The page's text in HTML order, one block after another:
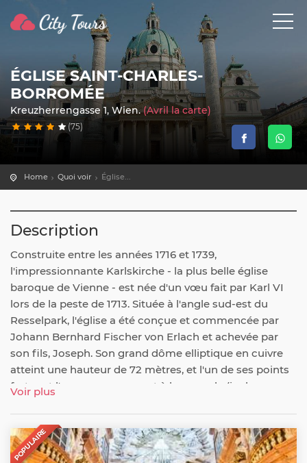
ÉGLISE SAINT-CHARLES-
BORROMÉE
Kreuzherrengasse 1, Wien. (Avril la carte)
(75)
Home Quoi voir Église...
Description
Construite entre les années 1716 et 1739,
l'impressionnante Karlskirche - la plus belle église
baroque de Vienne - est née d'un vœu fait par Karl VI
lors de la peste de 1713. Située à l'angle sud-est du
Resselpark, l'église a été conçue et commencée par
Johann Bernhard Fischer von Erlach et achevée par
son fils, Joseph. Son grand dôme elliptique en cuivre
atteint une hauteur de 72 mètres, et l'un de ses points
forts est l'ascenseur menant à la coupole (inclus avec
complexes peintes par Johann Michael Rottmayr.
Voir plus
POPULAIRE